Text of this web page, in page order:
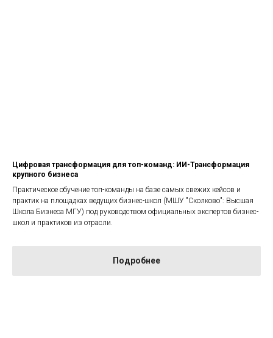
Цифровая трансформация для топ-команд: ИИ-Трансформация
крупного бизнеса
Практическое обучение топ-команды на базе самых свежих кейсов и
практик на площадках ведущих бизнес-школ (МШУ "Сколково": Высшая
Школа Бизнеса МГУ) под руководством официальных экспертов бизнес-
школ и практиков из отрасли.
Подробнее